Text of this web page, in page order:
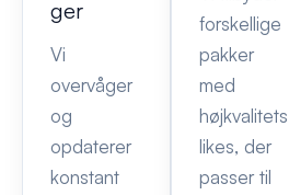
ger
Vi
overvåger
og
opdaterer
konstant
forskellige
pakker
med
højkvalitets
likes, der
passer til